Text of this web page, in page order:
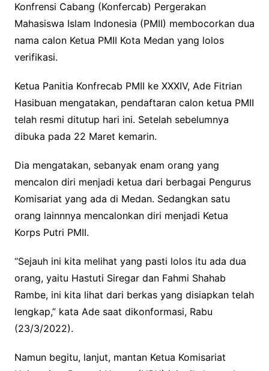
Konfrensi Cabang (Konfercab) Pergerakan
Mahasiswa Islam Indonesia (PMII) membocorkan dua
nama calon Ketua PMII Kota Medan yang lolos
verifikasi.
Ketua Panitia Konfrecab PMII ke XXXIV, Ade Fitrian
Hasibuan mengatakan, pendaftaran calon ketua PMII
telah resmi ditutup hari ini. Setelah sebelumnya
dibuka pada 22 Maret kemarin.
Dia mengatakan, sebanyak enam orang yang
mencalon diri menjadi ketua dari berbagai Pengurus
Komisariat yang ada di Medan. Sedangkan satu
orang lainnnya mencalonkan diri menjadi Ketua
Korps Putri PMII.
“Sejauh ini kita melihat yang pasti lolos itu ada dua
orang, yaitu Hastuti Siregar dan Fahmi Shahab
Rambe, ini kita lihat dari berkas yang disiapkan telah
lengkap,” kata Ade saat dikonformasi, Rabu
(23/3/2022).
Namun begitu, lanjut, mantan Ketua Komisariat